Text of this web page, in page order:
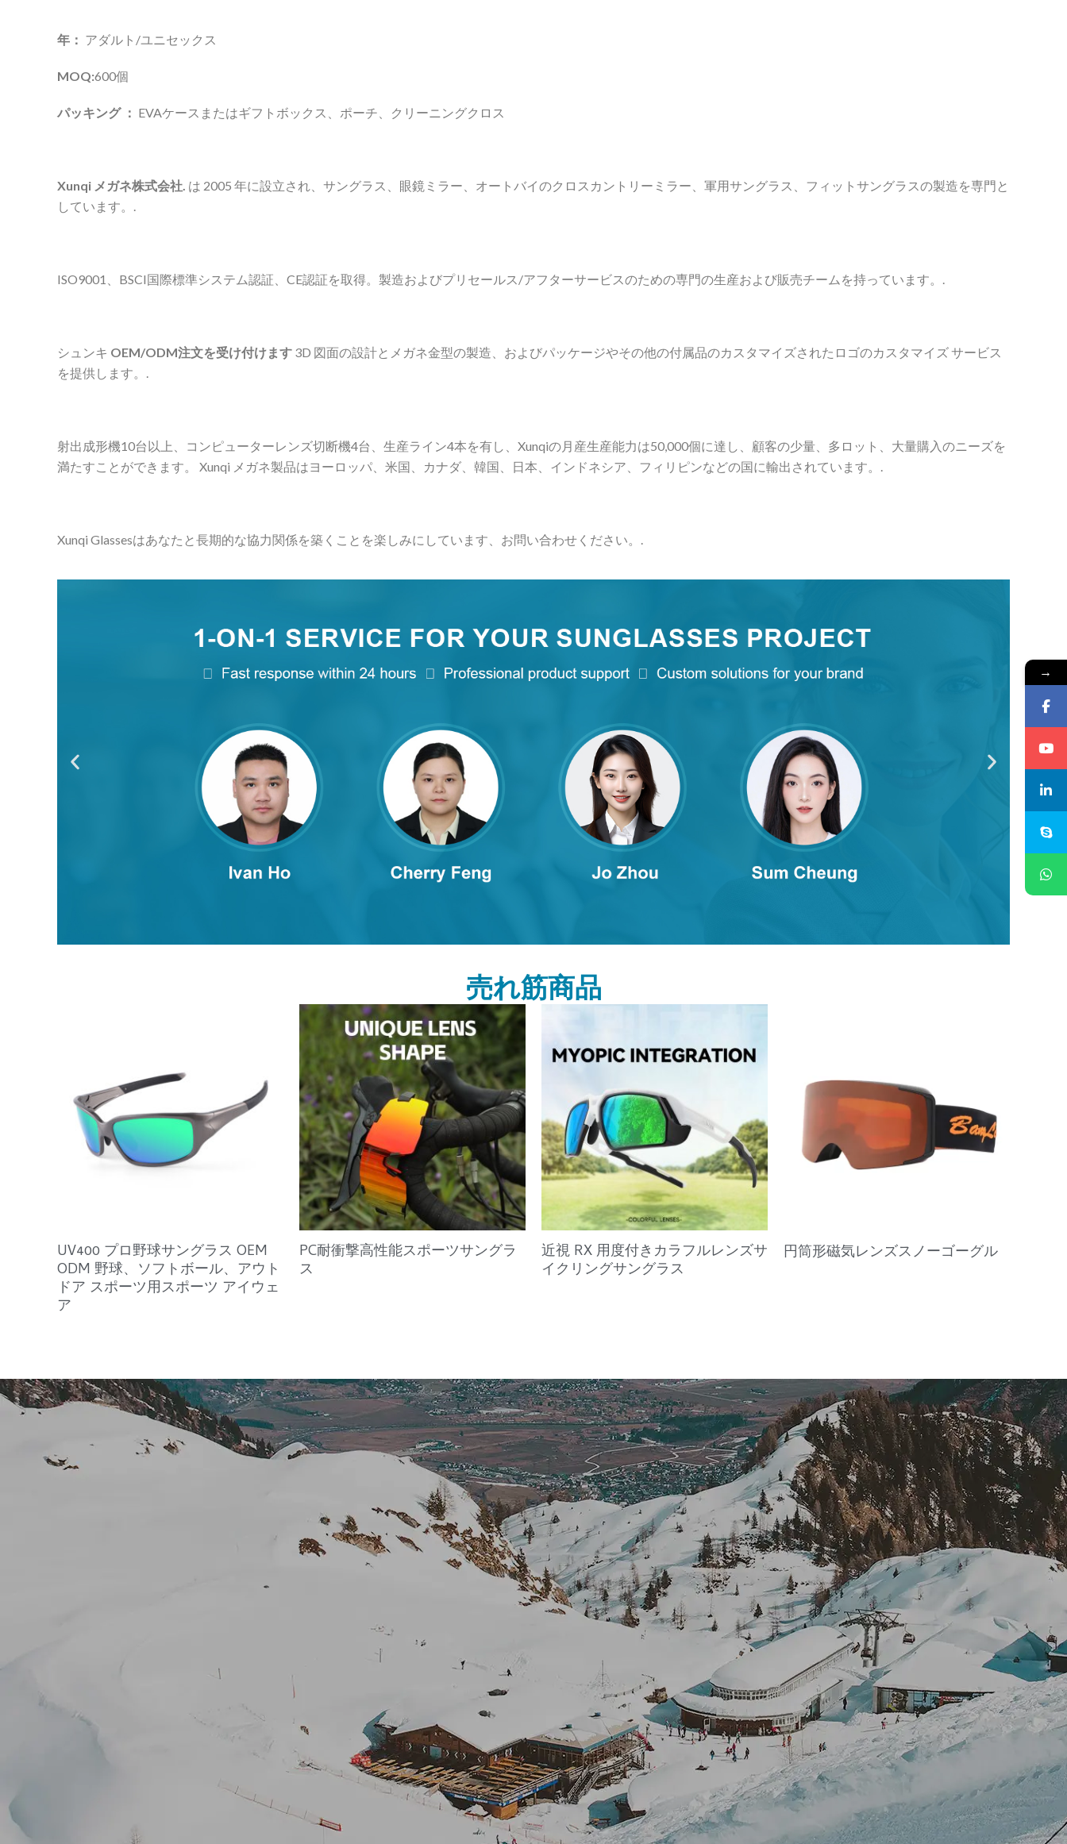
年： アダルト/ユニセックス
MOQ:600個
パッキング ： EVAケースまたはギフトボックス、ポーチ、クリーニングクロス
Xunqi メガネ株式会社. は 2005 年に設立され、サングラス、眼鏡ミラー、オートバイのクロスカントリーミラー、軍用サングラス、フィットサングラスの製造を専門と
しています。.
ISO9001、BSCI国際標準システム認証、CE認証を取得。製造およびプリセールス/アフターサービスのための専門の生産および販売チームを持っています。.
シュンキ OEM/ODM注文を受け付けます 3D 図面の設計とメガネ金型の製造、およびパッケージやその他の付属品のカスタマイズされたロゴのカスタマイズ サービス
を提供します。.
射出成形機10台以上、コンピューターレンズ切断機4台、生産ライン4本を有し、Xunqiの月産生産能力は50,000個に達し、顧客の少量、多ロット、大量購入のニーズを
満たすことができます。 Xunqi メガネ製品はヨーロッパ、米国、カナダ、韓国、日本、インドネシア、フィリピンなどの国に輸出されています。.
Xunqi Glassesはあなたと長期的な協力関係を築くことを楽しみにしています、お問い合わせください。.
売れ筋商品
UV400 プロ野球サングラス OEM
ODM 野球、ソフトボール、アウト
ドア スポーツ用スポーツ アイウェ
ア
PC耐衝撃高性能スポーツサングラ
ス
近視 RX 用度付きカラフルレンズサ
イクリングサングラス
円筒形磁気レンズスノーゴーグル
→